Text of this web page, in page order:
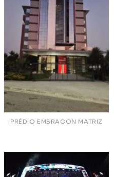
PRÉDIO EMBRACON MATRIZ